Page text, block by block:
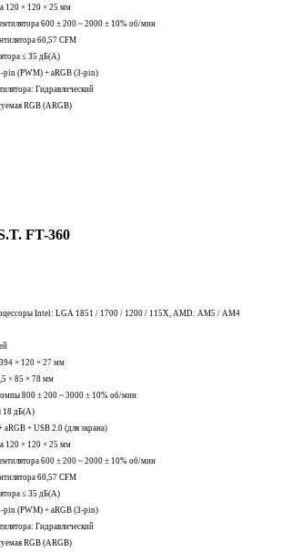
120 × 120 × 25 мм
600 ± 200 ~ 2000 ± 10% об/мин
60,57 CFM
≤ 35 дБ(А)
pin (PWM) + aRGB (3-pin)
Гидравлический
RGB (ARGB)
FT-360
Intel: LGA 1851 / 1700 / 1200 / 115X, AMD: AM5 / AM4
× 120 × 27 мм
× 85 × 78 мм
800 ± 200 ~ 3000 ± 10% об/мин
18 дБ(А)
+ USB 2.0 (для экрана)
120 × 120 × 25 мм
600 ± 200 ~ 2000 ± 10% об/мин
60,57 CFM
≤ 35 дБ(А)
pin (PWM) + aRGB (3-pin)
Гидравлический
RGB (ARGB)